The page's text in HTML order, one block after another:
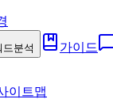
드분석 가이드
이트맵